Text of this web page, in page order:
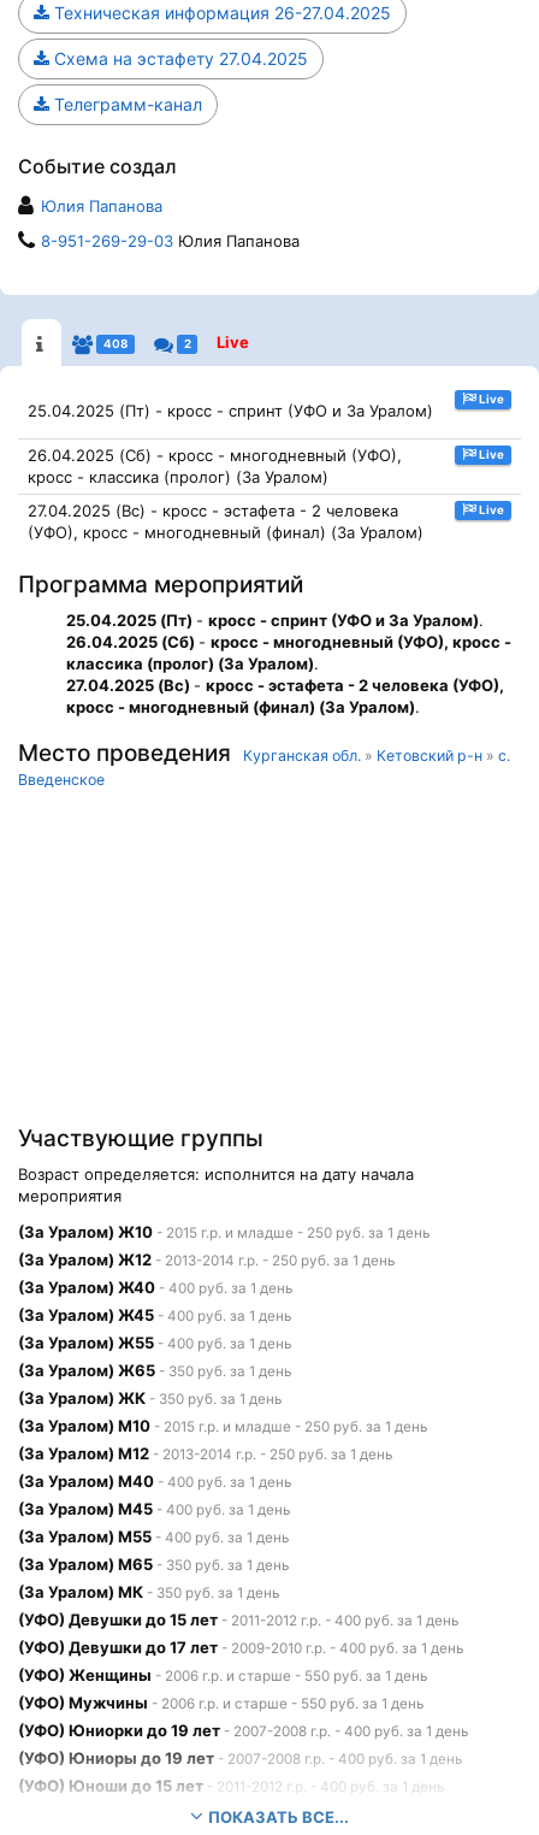
Техническая информация 26-27.04.2025
Схема на эстафету 27.04.2025
Телеграмм-канал
Событие создал
Юлия Папанова
8-951-269-29-03 Юлия Папанова
408 2 Live
25.04.2025 (Пт) - кросс - спринт (УФО и За Уралом)
Live
26.04.2025 (Сб) - кросс - многодневный (УФО),
кросс - классика (пролог) (За Уралом)
Live
27.04.2025 (Вс) - кросс - эстафета - 2 человека
(УФО), кросс - многодневный (финал) (За Уралом)
Live
Программа мероприятий
25.04.2025 (Пт) - кросс - спринт (УФО и За Уралом).
26.04.2025 (Сб) - кросс - многодневный (УФО), кросс -
классика (пролог) (За Уралом).
27.04.2025 (Вс) - кросс - эстафета - 2 человека (УФО),
кросс - многодневный (финал) (За Уралом).
Место проведения Курганская обл. » Кетовский р-н » c.
Введенское
Участвующие группы
Возраст определяется: исполнится на дату начала
мероприятия
(За Уралом) Ж10 - 2015 г.р. и младше - 250 руб. за 1 день
(За Уралом) Ж12 - 2013-2014 г.р. - 250 руб. за 1 день
(За Уралом) Ж40 - 400 руб. за 1 день
(За Уралом) Ж45 - 400 руб. за 1 день
(За Уралом) Ж55 - 400 руб. за 1 день
(За Уралом) Ж65 - 350 руб. за 1 день
(За Уралом) ЖК - 350 руб. за 1 день
(За Уралом) М10 - 2015 г.р. и младше - 250 руб. за 1 день
(За Уралом) М12 - 2013-2014 г.р. - 250 руб. за 1 день
(За Уралом) М40 - 400 руб. за 1 день
(За Уралом) М45 - 400 руб. за 1 день
(За Уралом) М55 - 400 руб. за 1 день
(За Уралом) М65 - 350 руб. за 1 день
(За Уралом) МК - 350 руб. за 1 день
(УФО) Девушки до 15 лет - 2011-2012 г.р. - 400 руб. за 1 день
(УФО) Девушки до 17 лет - 2009-2010 г.р. - 400 руб. за 1 день
(УФО) Женщины - 2006 г.р. и старше - 550 руб. за 1 день
(УФО) Мужчины - 2006 г.р. и старше - 550 руб. за 1 день
(УФО) Юниорки до 19 лет - 2007-2008 г.р. - 400 руб. за 1 день
(УФО) Юниоры до 19 лет - 2007-2008 г.р. - 400 руб. за 1 день
(УФО) Юноши до 15 лет - 2011-2012 г.р. - 400 руб. за 1 день
(УФО) Юноши до 17 лет - 2009-2010 г.р. - 400 руб. за 1 день
ПОКАЗАТЬ ВСЕ...